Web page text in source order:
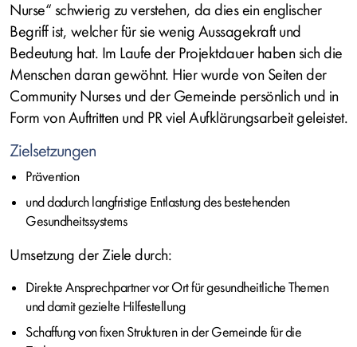
Nurse“ schwierig zu verstehen, da dies ein englischer
Begriff ist, welcher für sie wenig Aussagekraft und
Bedeutung hat. Im Laufe der Projektdauer haben sich die
Menschen daran gewöhnt. Hier wurde von Seiten der
Community Nurses und der Gemeinde persönlich und in
Form von Auftritten und PR viel Aufklärungsarbeit geleistet.
Zielsetzungen
Prävention
und dadurch langfristige Entlastung des bestehenden
Gesundheitssystems
Umsetzung der Ziele durch:
Direkte Ansprechpartner vor Ort für gesundheitliche Themen
und damit gezielte Hilfestellung
Schaffung von fixen Strukturen in der Gemeinde für die